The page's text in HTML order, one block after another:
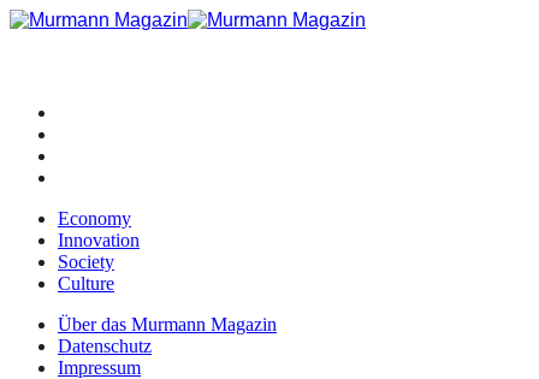
Economy
Innovation
Society
Culture
Über das Murmann Magazin
Datenschutz
Impressum